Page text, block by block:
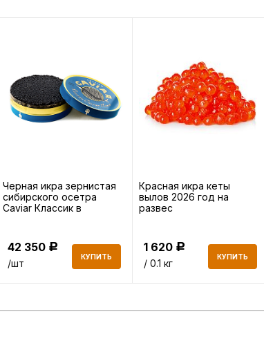
Черная икра зернистая
сибирского осетра
Caviar Классик в
42 350 Р
/шт
КУПИТЬ
Красная икра кеты
вылов 2026 год на
развес
1 620 Р
/ 0.1 кг
КУПИТЬ